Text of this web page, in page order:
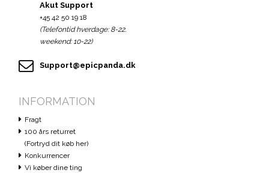
Akut Support
+45 42 50 19 18
(Telefontid hverdage: 8-22.
weekend: 10-22)
Support@epicpanda.dk
INFORMATION
Fragt
100 års returret
(Fortryd dit køb her)
Konkurrencer
Vi køber dine ting